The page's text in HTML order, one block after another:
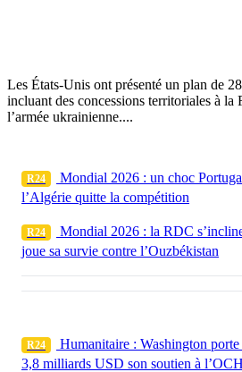
Les États-Unis ont présenté un plan de
incluant des concessions territoriales à la
l’armée ukrainienne....
R24
Mondial 2026 : un choc
l’Algérie quitte la compétition
R24
Mondial 2026 : la RDC
joue sa survie contre l’Ouzbékistan
R24
Humanitaire : Washington porte
3,8 milliards USD son soutien à